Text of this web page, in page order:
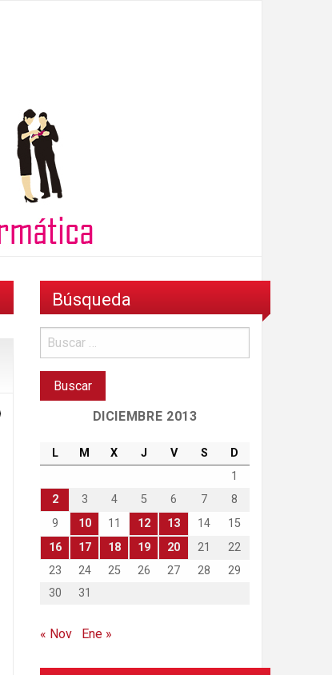
Búsqueda
DICIEMBRE 2013
L M X J V S
D
1
2
3 4 5 6 7
8
9
10 11 12 13 14
15
16
17 18 19 20 21
22
23
24 25 26 27 28
29
30
31
« Nov Ene »